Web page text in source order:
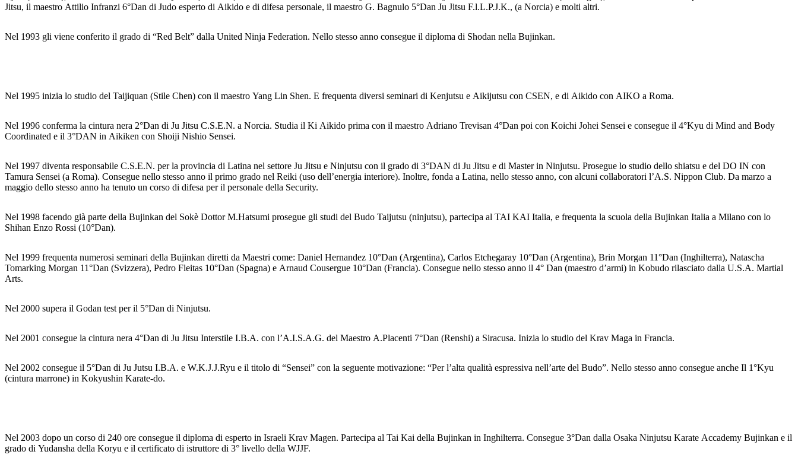
Jitsu, il maestro Attilio Infranzi 6°Dan di Judo esperto di Aikido e di difesa personale, il maestro G. Bagnulo 5°Dan Ju Jitsu F.l.L.P.J.K., (a Norcia) e molti altri.
Nel 1993 gli viene conferito il grado di “Red Belt” dalla United Ninja Federation. Nello stesso anno consegue il diploma di Shodan nella Bujinkan.
Nel 1995 inizia lo studio del Taijiquan (Stile Chen) con il maestro Yang Lin Shen. E frequenta diversi seminari di Kenjutsu e Aikijutsu con CSEN, e di Aikido con AIKO a Roma.
Nel 1996 conferma la cintura nera 2°Dan di Ju Jitsu C.S.E.N. a Norcia. Studia il Ki Aikido prima con il maestro Adriano Trevisan 4°Dan poi con Koichi Johei Sensei e consegue il 4°Kyu di Mind and Body
Coordinated e il 3°DAN in Aikiken con Shoiji Nishio Sensei.
Nel 1997 diventa responsabile C.S.E.N. per la provincia di Latina nel settore Ju Jitsu e Ninjutsu con il grado di 3°DAN di Ju Jitsu e di Master in Ninjutsu. Prosegue lo studio dello shiatsu e del DO IN con
Tamura Sensei (a Roma). Consegue nello stesso anno il primo grado nel Reiki (uso dell’energia interiore). Inoltre, fonda a Latina, nello stesso anno, con alcuni collaboratori l’A.S. Nippon Club. Da marzo a
maggio dello stesso anno ha tenuto un corso di difesa per il personale della Security.
Nel 1998 facendo già parte della Bujinkan del Sokè Dottor M.Hatsumi prosegue gli studi del Budo Taijutsu (ninjutsu), partecipa al TAI KAI Italia, e frequenta la scuola della Bujinkan Italia a Milano con lo
Shihan Enzo Rossi (10°Dan).
Nel 1999 frequenta numerosi seminari della Bujinkan diretti da Maestri come: Daniel Hernandez 10°Dan (Argentina), Carlos Etchegaray 10°Dan (Argentina), Brin Morgan 11°Dan (Inghilterra), Natascha
Tomarking Morgan 11°Dan (Svizzera), Pedro Fleitas 10°Dan (Spagna) e Arnaud Cousergue 10°Dan (Francia). Consegue nello stesso anno il 4° Dan (maestro d’armi) in Kobudo rilasciato dalla U.S.A. Martial
Arts.
Nel 2000 supera il Godan test per il 5°Dan di Ninjutsu.
Nel 2001 consegue la cintura nera 4°Dan di Ju Jitsu Interstile I.B.A. con l’A.I.S.A.G. del Maestro A.Placenti 7°Dan (Renshi) a Siracusa. Inizia lo studio del Krav Maga in Francia.
Nel 2002 consegue il 5°Dan di Ju Jutsu I.B.A. e W.K.J.J.Ryu e il titolo di “Sensei” con la seguente motivazione: “Per l’alta qualità espressiva nell’arte del Budo”. Nello stesso anno consegue anche Il 1°Kyu
(cintura marrone) in Kokyushin Karate-do.
Nel 2003 dopo un corso di 240 ore consegue il diploma di esperto in Israeli Krav Magen. Partecipa al Tai Kai della Bujinkan in Inghilterra. Consegue 3°Dan dalla Osaka Ninjutsu Karate Accademy Bujinkan e il
grado di Yudansha della Koryu e il certificato di istruttore di 3° livello della WJJF.